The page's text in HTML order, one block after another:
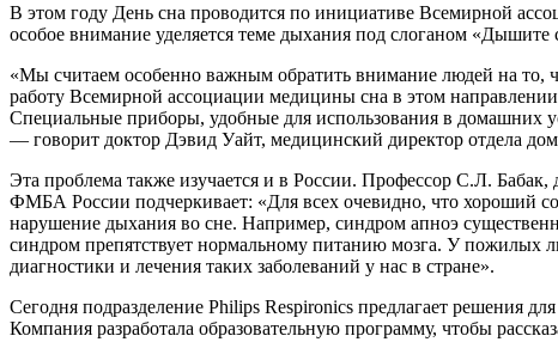
В этом году День сна проводится по инициативе Всемирной
особое внимание уделяется теме дыхания под слоганом «Дышите
«Мы считаем особенно важным обратить внимание людей на то,
работу Всемирной ассоциации медицины сна в этом
Специальные приборы, удобные для использования в домашних
— говорит доктор Дэвид Уайт, медицинский директор отдела
Эта проблема также изучается и в России. Профессор С.Л.
ФМБА России подчеркивает: «Для всех очевидно, что хороший
нарушение дыхания во сне. Например, синдром апноэ
синдром препятствует нормальному питанию мозга. У пожилых
диагностики и лечения таких заболеваний у нас в стране».
Сегодня подразделение Philips Respironics предлагает решения
Компания разработала образовательную программу, чтобы